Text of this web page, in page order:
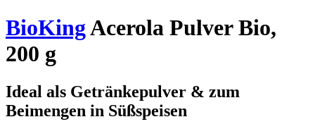
BioKingAcerola Pulver Bio,
200 g
Ideal als Getränkepulver & zum
Beimengen in Süßspeisen